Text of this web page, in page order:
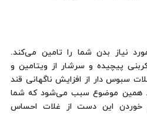
انرژی مورد نیاز بدن شما را تامین می‌کند.
پیچیده و سرشار از ویتامین و
سبوس دار از افزایش ناگهانی قند
همین موضوع سبب می‌شود که شما
این دست از غلات احساس